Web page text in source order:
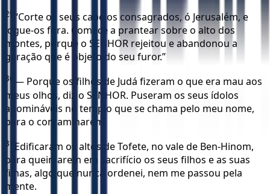
29 “Corte os seus cabelos consagrados, ó Jerusalém, e
jogue-os fora. Comece a prantear sobre o alto dos
montes, porque o SENHOR rejeitou e abandonou a
geração que é objeto do seu furor.”
30 — Porque os filhos de Judá fizeram o que era mau aos
meus olhos, diz o SENHOR. Puseram os seus ídolos
abomináveis no templo que se chama pelo meu nome,
para o contaminarem.
31
Edificaram os altos de Tofete, no vale de Ben-Hinom,
para queimarem em sacrifício os seus filhos e as suas
filhas, algo que nunca ordenei, nem me passou pela
mente.